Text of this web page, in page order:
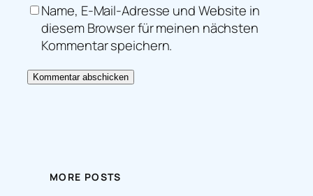
Name, E-Mail-Adresse und Website in
diesem Browser für meinen nächsten
Kommentar speichern.
MORE POSTS